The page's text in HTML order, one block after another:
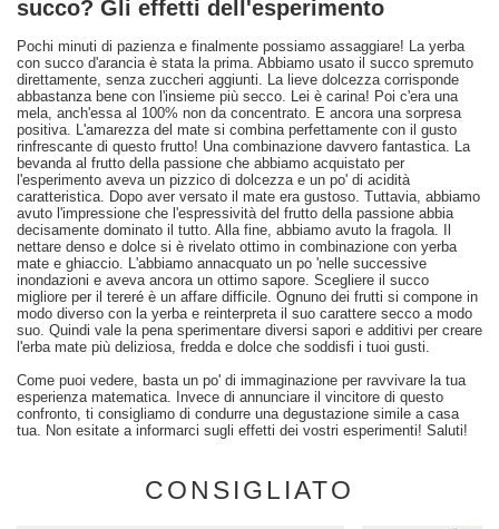
succo? Gli effetti dell'esperimento
Pochi minuti di pazienza e finalmente possiamo assaggiare! La yerba
con succo d'arancia è stata la prima. Abbiamo usato il succo spremuto
direttamente, senza zuccheri aggiunti. La lieve dolcezza corrisponde
abbastanza bene con l'insieme più secco. Lei è carina! Poi c'era una
mela, anch'essa al 100% non da concentrato. E ancora una sorpresa
positiva. L'amarezza del mate si combina perfettamente con il gusto
rinfrescante di questo frutto! Una combinazione davvero fantastica. La
bevanda al frutto della passione che abbiamo acquistato per
l'esperimento aveva un pizzico di dolcezza e un po' di acidità
caratteristica. Dopo aver versato il mate era gustoso. Tuttavia, abbiamo
avuto l'impressione che l'espressività del frutto della passione abbia
decisamente dominato il tutto. Alla fine, abbiamo avuto la fragola. Il
nettare denso e dolce si è rivelato ottimo in combinazione con yerba
mate e ghiaccio. L'abbiamo annacquato un po 'nelle successive
inondazioni e aveva ancora un ottimo sapore. Scegliere il succo
migliore per il tereré è un affare difficile. Ognuno dei frutti si compone in
modo diverso con la yerba e reinterpreta il suo carattere secco a modo
suo. Quindi vale la pena sperimentare diversi sapori e additivi per creare
l'erba mate più deliziosa, fredda e dolce che soddisfi i tuoi gusti.
Come puoi vedere, basta un po' di immaginazione per ravvivare la tua
esperienza matematica. Invece di annunciare il vincitore di questo
confronto, ti consigliamo di condurre una degustazione simile a casa
tua. Non esitate a informarci sugli effetti dei vostri esperimenti! Saluti!
CONSIGLIATO